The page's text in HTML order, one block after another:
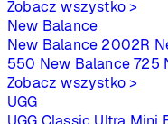
Zobacz wszystko >
New Balance
New Balance 2002R
550 New Balance 725
Zobacz wszystko >
UGG